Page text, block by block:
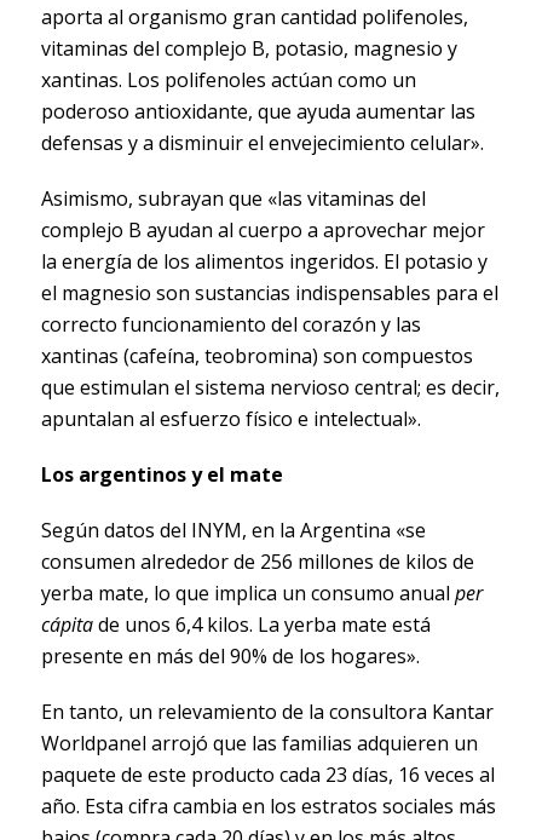
aporta al organismo gran cantidad polifenoles,
vitaminas del complejo B, potasio, magnesio y
xantinas. Los polifenoles actúan como un
poderoso antioxidante, que ayuda aumentar las
defensas y a disminuir el envejecimiento celular».
Asimismo, subrayan que «las vitaminas del
complejo B ayudan al cuerpo a aprovechar mejor
la energía de los alimentos ingeridos. El potasio y
el magnesio son sustancias indispensables para el
correcto funcionamiento del corazón y las
xantinas (cafeína, teobromina) son compuestos
que estimulan el sistema nervioso central; es decir,
apuntalan al esfuerzo físico e intelectual».
Los argentinos y el mate
Según datos del INYM, en la Argentina «se
consumen alrededor de 256 millones de kilos de
yerba mate, lo que implica un consumo anual per
cápitade unos 6,4 kilos. La yerba mate está
presente en más del 90% de los hogares».
En tanto, un relevamiento de la consultora Kantar
Worldpanel arrojó que las familias adquieren un
paquete de este producto cada 23 días, 16 veces al
año. Esta cifra cambia en los estratos sociales más